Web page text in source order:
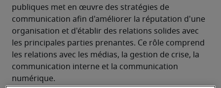
publiques met en œuvre des stratégies de
communication afin d'améliorer la réputation d'une
organisation et d'établir des relations solides avec
les principales parties prenantes. Ce rôle comprend
les relations avec les médias, la gestion de crise, la
communication interne et la communication
numérique.